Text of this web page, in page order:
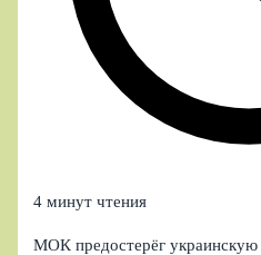
4 минут чтения
МОК предостерёг